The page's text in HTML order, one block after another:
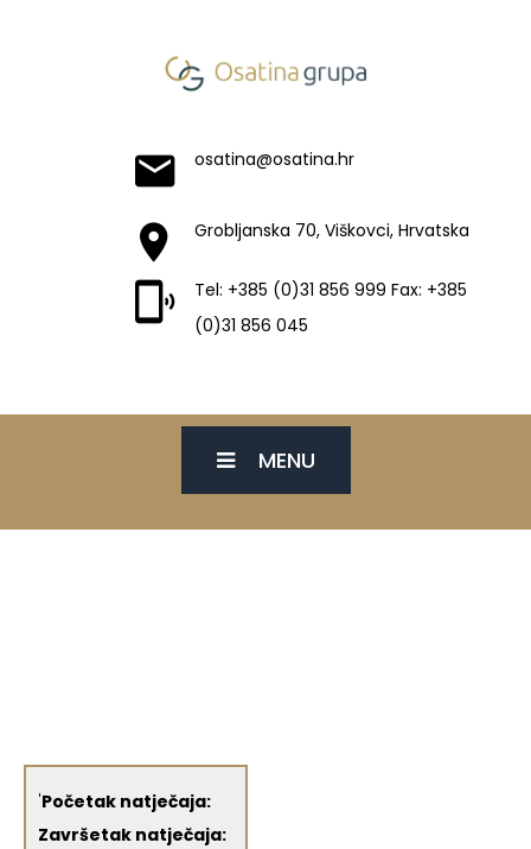
osatina@osatina.hr
Grobljanska 70, Viškovci, Hrvatska
Tel: +385 (0)31 856 999 Fax: +385
(0)31 856 045
MENU
'Početak natječaja:
Završetak natječaja: